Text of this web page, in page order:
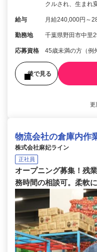
クルされ、生まれ
給与 月給240,000円～
勤務地 千葉県野田市中里
応募資格 45歳未満の方（例
後で見る
更
物流会社の倉庫内作
株式会社麻妃ライン
正社員
オープニング募集！残
務時間の相談可。柔軟